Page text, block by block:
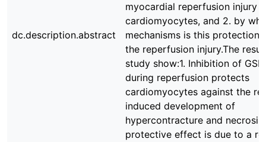
dc.description.abstract
myocardial reperfusion injury
cardiomyocytes, and 2. by
mechanisms is this protection
the reperfusion injury.The
study show:1. Inhibition of
during reperfusion protects
cardiomyocytes against the
induced development of
hypercontracture and
protective effect is due to a